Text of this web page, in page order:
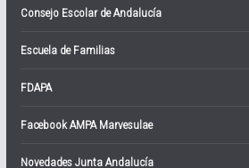
Consejo Escolar de Andalucía
Escuela de Familias
FDAPA
Facebook AMPA Marvesulae
Novedades Junta Andalucía